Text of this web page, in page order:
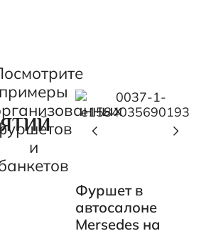
примеры
и
Фуршет в
автосалоне
Mersedes на